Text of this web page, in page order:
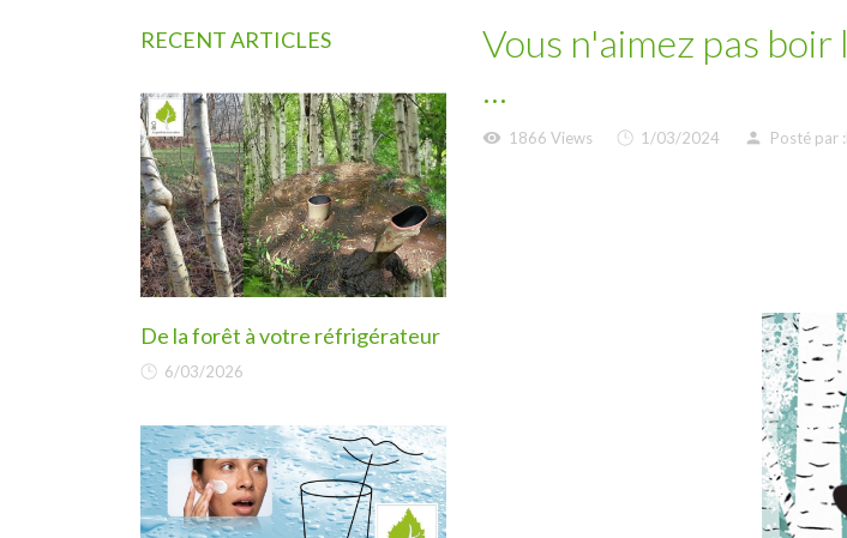
RECENT ARTICLES
De la forêt à votre réfrigérateur
6/03/2026
Vous n'aimez pas boir
...
visibility 1866 Views 1/03/2024 person Posté par :